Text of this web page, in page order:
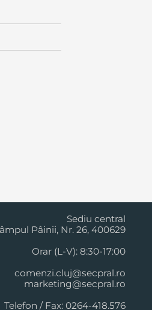
Sediu central
Pâinii, Nr. 26, 400629
Orar (L-V): 8:30-17:00
comenzi.cluj@secpral.ro
marketing@secpral.ro
Telefon / Fax: 0264-418.576